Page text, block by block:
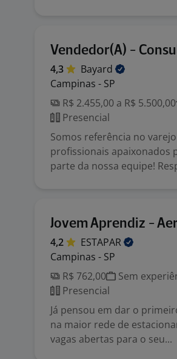
Vendedor(A) -
4,3
Bayard
Campinas - SP
R$ 2.455,00 a R$ 5.500,00
Presencial
Somos referência no
profissionais apaixonados
parte da nossa equipe!
Jovem Aprendiz -
4,2
ESTAPAR
Campinas - SP
R$ 762,00
Sem
Presencial
Já pensou em dar o
na maior rede de
vagas abertas para o seu...